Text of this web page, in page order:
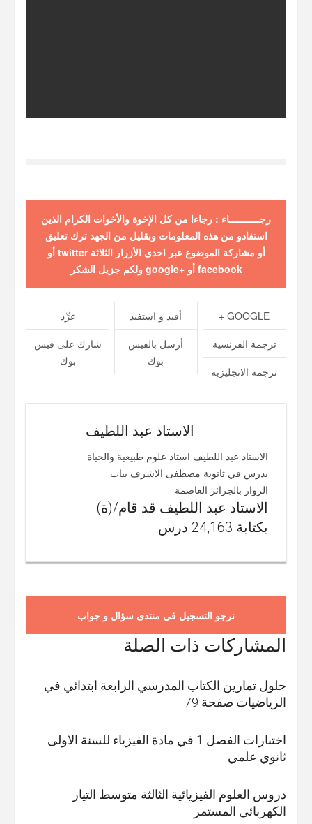
رجـــــــــــاء : رجاءا من كل الإخوة والأخوات الكرام الذين
استفادو من هذه المعلومات وبقليل من الجهد ترك تعليق
أو مشاركة الموضوع عبر احدى الأزرار الثلاثة twitter أو
facebook أو +google ولكم جزيل الشكر
غرِّد أفيد و استفيد
GOOGLE +
شارك على فيس
بوك
أرسل بالفيس
بوك
ترجمة الفرنسية
ترجمة الانجليزية
الاستاد عبد اللطيف
الاستاد عبد اللطيف استاذ علوم طبيعية والحياة
يدرس في ثانوية مصطفى الاشرف بباب
الزوار بالجزائر العاصمة
الاستاد عبد اللطيف قد قام/(ة)
بكتابة 24,163 درس
نرجو التسجيل في منتدى سؤال و جواب
المشاركات ذات الصلة
حلول تمارين الكتاب المدرسي الرابعة ابتدائي في
الرياضيات صفحة 79
اختبارات الفصل 1 في مادة الفيزياء للسنة الاولى
ثانوي علمي
دروس العلوم الفيزيائية الثالثة متوسط التيار
الكهربائي المستمر